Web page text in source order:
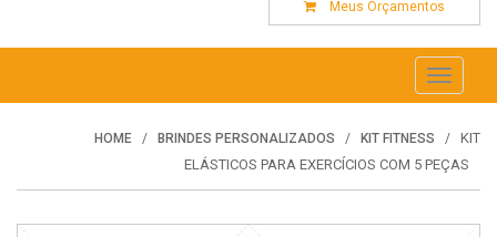
Meus Orçamentos
Toggle
HOME BRINDES PERSONALIZADOS KIT FITNESS
KIT
ELÁSTICOS PARA EXERCÍCIOS COM 5 PEÇAS